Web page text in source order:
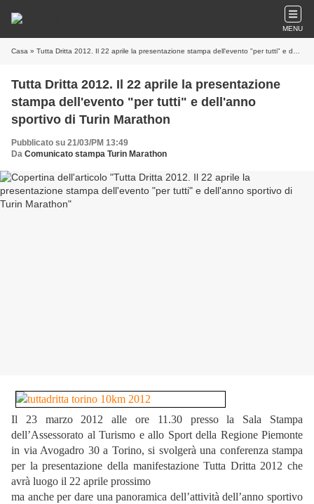
MENU
Casa » Tutta Dritta 2012. Il 22 aprile la presentazione stampa dell'evento "per tutti" e dell'anno sportivo di Turin Marathon
Tutta Dritta 2012. Il 22 aprile la presentazione
stampa dell'evento "per tutti" e dell'anno
sportivo di Turin Marathon
Pubblicato su 21/03/PM 13:49
Da Comunicato stampa Turin Marathon
Il 23 marzo 2012 alle ore 11.30 presso la Sala Stampa
dell’Assessorato al Turismo e allo Sport della Regione Piemonte
in via Avogadro 30 a Torino, si svolgerà una conferenza stampa
per lapresentazione della manifestazione Tutta Dritta 2012 che
avrà luogo il 22 aprile prossimo
ma anche per dare una panoramica dell’attività dell’anno sportivo